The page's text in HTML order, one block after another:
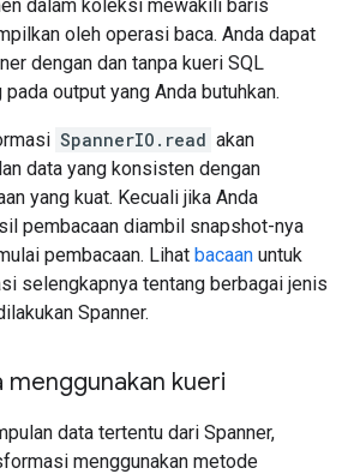
dalam koleksi mewakili baris
oleh operasi baca. Anda dapat
dengan dan tanpa kueri SQL
output yang Anda butuhkan.
SpannerIO.read akan
data yang konsisten dengan
yang kuat. Kecuali jika Anda
pembacaan diambil snapshot-nya
pembacaan. Lihat bacaan untuk
selengkapnya tentang berbagai jenis
Spanner.
kueri
data tertentu dari Spanner,
menggunakan metode